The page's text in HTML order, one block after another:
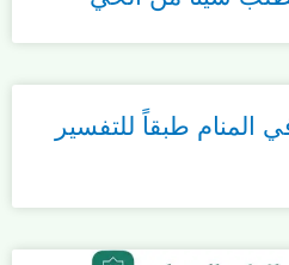
المنام طبقاً للتفسير